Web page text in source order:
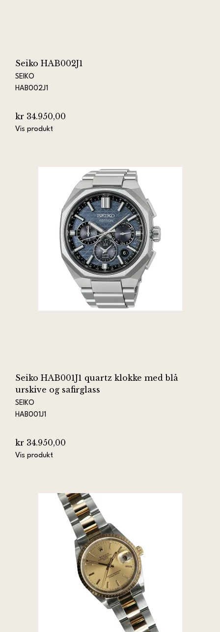
Seiko HAB002J1
SEIKO
HAB002J1
kr 34.950,00
Vis produkt
Seiko HAB001J1 quartz klokke med blå
urskive og safirglass
SEIKO
HAB001J1
kr 34.950,00
Vis produkt